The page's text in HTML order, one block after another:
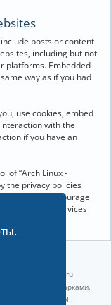
posts or content
including but not
platforms. Embedded
way as if you had
use cookies, embed
with the
if you have an
of “Arch Linux -
the privacy policies
We encourage
third-party services
08:48:12 |
vps reg.ru
торговыми марками.
Torvalds и LMI.